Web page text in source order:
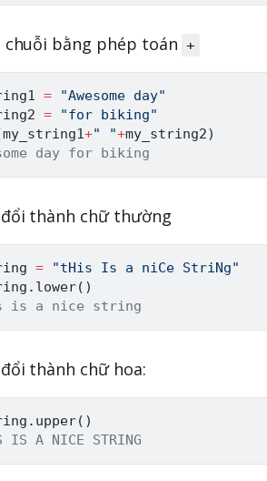
chuỗi bằng phép toán +
=
"Awesome day"
=
"for biking"
my_string1+" "+my_string2)
day for biking
đổi thành chữ thường
=
"tHis Is a niCe StriNg"
. lower( )
is a nice string
thành chữ hoa:
. upper( )
IS A NICE STRING